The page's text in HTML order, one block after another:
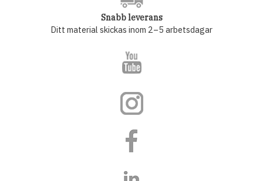
Snabb leverans
Ditt material skickas inom 2–5 arbetsdagar